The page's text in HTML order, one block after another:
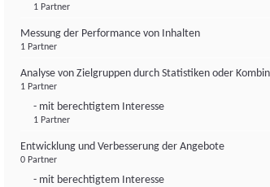
1 Partner
Messung der Performance von Inhalten
1 Partner
Analyse von Zielgruppen durch Statistiken oder
1 Partner
- mit berechtigtem Interesse
1 Partner
Entwicklung und Verbesserung der Angebote
0 Partner
- mit berechtigtem Interesse